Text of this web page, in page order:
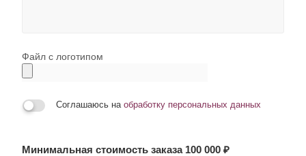
Файл с логотипом
Соглашаюсь на обработку персональных данных
Минимальная стоимость заказа 100 000 ₽